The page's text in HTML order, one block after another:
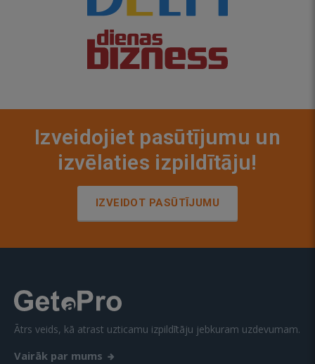
Izveidojiet pasūtījumu un
izvēlaties izpildītāju!
IZVEIDOT PASŪTĪJUMU
Ātrs veids, kā atrast uzticamu izpildītāju jebkuram uzdevumam.
Vairāk par mums